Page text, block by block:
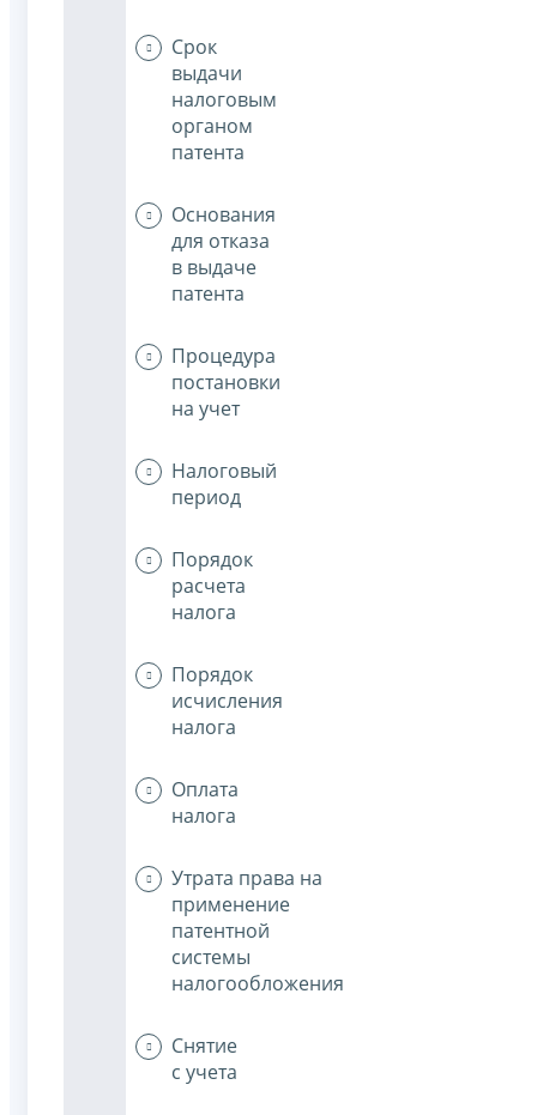
Срок
выдачи
налоговым
органом
патента
Основания
для отказа
в выдаче
патента
Процедура
постановки
на учет
Налоговый
период
Порядок
расчета
налога
Порядок
исчисления
налога
Оплата
налога
Утрата права на
применение
патентной
системы
налогообложения
Снятие
с учета